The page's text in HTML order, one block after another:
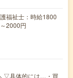
福祉士：時給1800
2000円
▽具体的には…・買